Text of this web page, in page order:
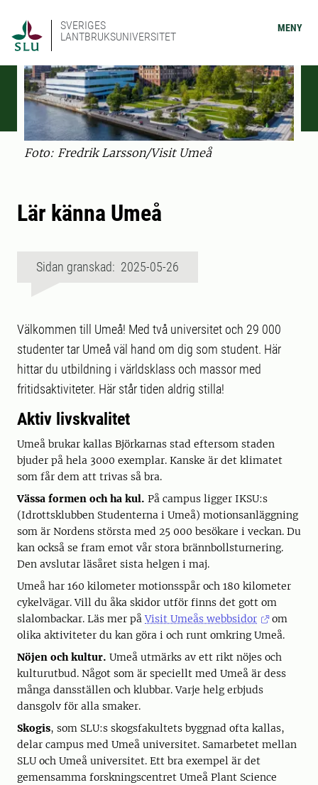
SVERIGES
LANTBRUKSUNIVERSITET
MENY
Foto: Fredrik Larsson/Visit Umeå
Lär känna Umeå
Sidan granskad: 2025-05-26
Välkommen till Umeå! Med två universitet och 29 000
studenter tar Umeå väl hand om dig som student. Här
hittar du utbildning i världsklass och massor med
fritidsaktiviteter. Här står tiden aldrig stilla!
Aktiv livskvalitet
Umeå brukar kallas Björkarnas stad eftersom staden
bjuder på hela 3000 exemplar. Kanske är det klimatet
som får dem att trivas så bra.
Vässa formen och ha kul. På campus ligger IKSU:s
(Idrottsklubben Studenterna i Umeå) motionsanläggning
som är Nordens största med 25 000 besökare i veckan. Du
kan också se fram emot vår stora brännbollsturnering.
Den avslutar läsåret sista helgen i maj.
Umeå har 160 kilometer motionsspår och 180 kilometer
cykelvägar. Vill du åka skidor utför finns det gott om
slalombackar. Läs mer påVisit Umeås webbsidor
om
olika aktiviteter du kan göra i och runt omkring Umeå.
Nöjen och kultur. Umeå utmärks av ett rikt nöjes och
kulturutbud. Något som är speciellt med Umeå är dess
många dansställen och klubbar. Varje helg erbjuds
dansgolv för alla smaker.
Skogis, som SLU:s skogsfakultets byggnad ofta kallas,
delar campus med Umeå universitet. Samarbetet mellan
SLU och Umeå universitet. Ett bra exempel är det
gemensamma forskningscentret Umeå Plant Science